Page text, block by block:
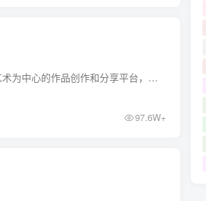
pixiv中文简称p站，是日本的一款以插画、漫画、小伙、艺术为中心的作品创作和分享平台，通过此平台可以发现跟多优秀的作品，以及和其他的用户进行交流、分享。那pixiv网页版入口在哪里呢？小编...
97.6W+